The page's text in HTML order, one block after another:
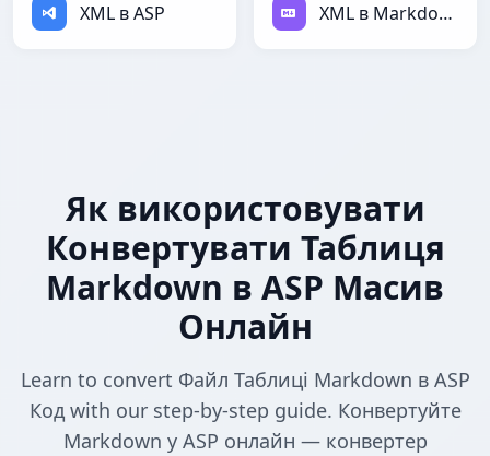
XML в ASP XML в Markdown
Як використовувати
Конвертувати Таблиця
Markdown в ASP Масив
Онлайн
Learn to convert Файл Таблиці Markdown в ASP
Код with our step-by-step guide. Конвертуйте
Markdown у ASP онлайн — конвертер